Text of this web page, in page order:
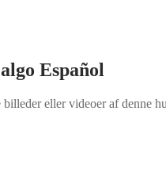
Español
eller videoer af denne